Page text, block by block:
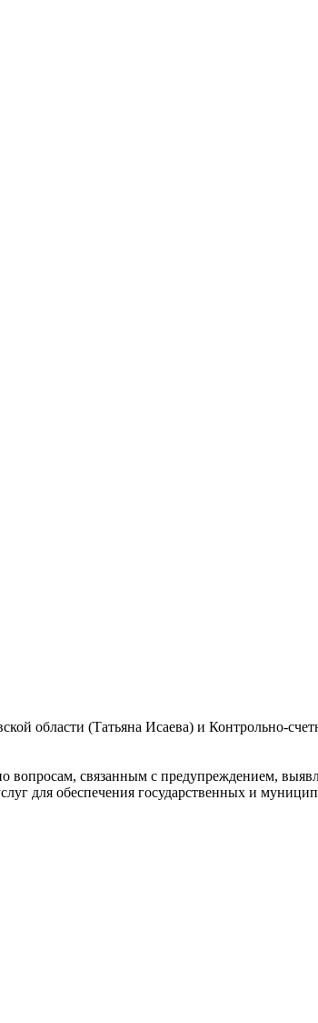
области (Татьяна Исаева) и Контрольно-
вопросам, связанным с предупреждением,
для обеспечения государственных и